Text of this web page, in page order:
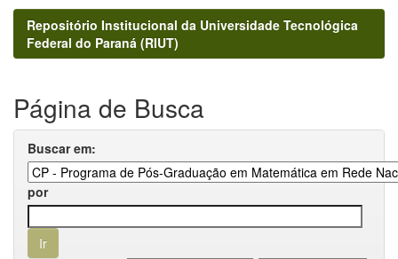
Repositório Institucional da Universidade Tecnológica
Federal do Paraná (RIUT)
Página de Busca
Buscar em:
por